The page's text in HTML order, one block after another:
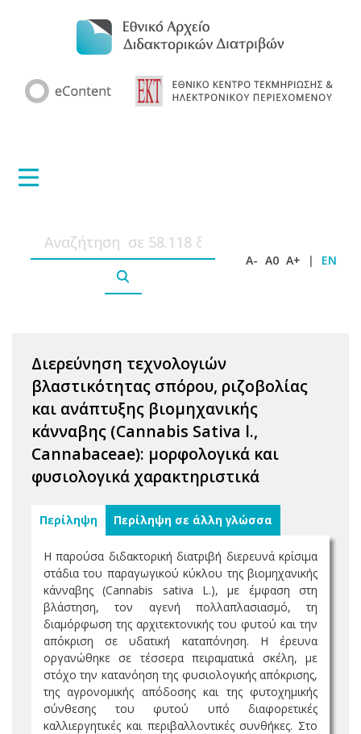
A- A0 A+ | EN
Διερεύνηση τεχνολογιών
βλαστικότητας σπόρου, ριζοβολίας
και ανάπτυξης βιομηχανικής
κάνναβης (Cannabis Sativa l.,
Cannabaceae): μορφολογικά και
φυσιολογικά χαρακτηριστικά
Περίληψη Περίληψη σε άλλη γλώσσα
Η παρούσα διδακτορική διατριβή διερευνά κρίσιμα
στάδια του παραγωγικού κύκλου της βιομηχανικής
κάνναβης (Cannabis sativa L.), με έμφαση στη
βλάστηση, τον αγενή πολλαπλασιασμό, τη
διαμόρφωση της αρχιτεκτονικής του φυτού και την
απόκριση σε υδατική καταπόνηση. Η έρευνα
οργανώθηκε σε τέσσερα πειραματικά σκέλη, με
στόχο την κατανόηση της φυσιολογικής απόκρισης,
της αγρονομικής απόδοσης και της φυτοχημικής
σύνθεσης του φυτού υπό διαφορετικές
καλλιεργητικές και περιβαλλοντικές συνθήκες. Στο